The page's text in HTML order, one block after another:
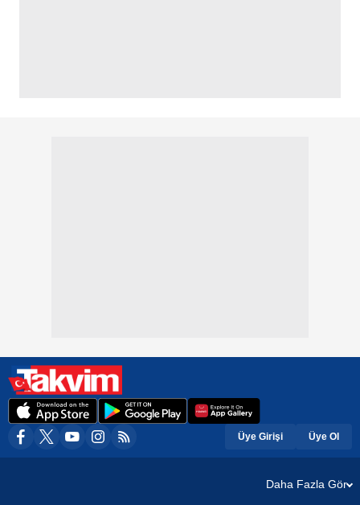
Üye Girişi Üye Ol
Daha Fazla Gör